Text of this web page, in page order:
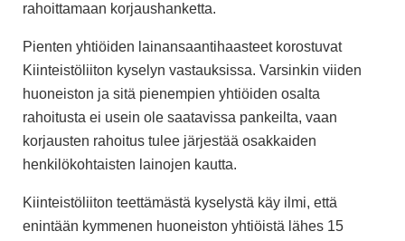
rahoittamaan korjaushanketta.
Pienten yhtiöiden lainansaantihaasteet korostuvat
Kiinteistöliiton kyselyn vastauksissa. Varsinkin viiden
huoneiston ja sitä pienempien yhtiöiden osalta
rahoitusta ei usein ole saatavissa pankeilta, vaan
korjausten rahoitus tulee järjestää osakkaiden
henkilökohtaisten lainojen kautta.
Kiinteistöliiton teettämästä kyselystä käy ilmi, että
enintään kymmenen huoneiston yhtiöistä lähes 15